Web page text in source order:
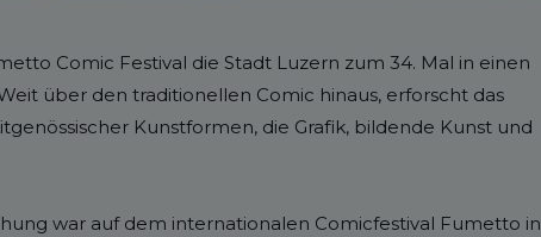
Comic Festival die Stadt Luzern zum 34. Mal in einen
über den traditionellen Comic hinaus, erforscht das
Kunstformen, die Grafik, bildende Kunst und
war auf dem internationalen Comicfestival Fumetto in